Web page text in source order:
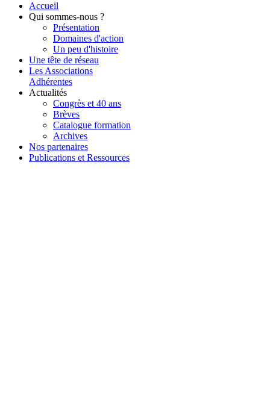
Accueil
Qui sommes-nous ?
Présentation
Domaines d'action
Un peu d'histoire
Une tête de réseau
Les Associations
Adhérentes
Actualités
Congrès et 40 ans
Brèves
Catalogue formation
Archives
Nos partenaires
Publications et Ressources